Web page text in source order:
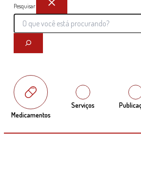
Pesquisar
Medicamentos
Serviços